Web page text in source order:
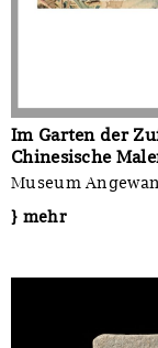
Im Garten der
Chinesische
Museum
} mehr